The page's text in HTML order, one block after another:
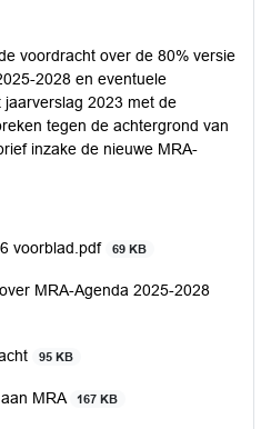
voordracht over de 80% versie
2028 en eventuele
2023 met de
tegen de achtergrond van
inzake de nieuwe MRA-
voorblad.pdf
69 KB
MRA-Agenda 2025-2028
95 KB
MRA 167 KB